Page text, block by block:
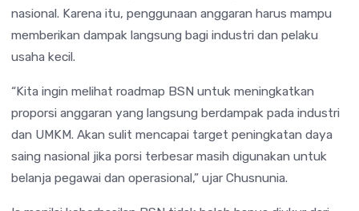
nasional. Karena itu, penggunaan anggaran harus mampu
memberikan dampak langsung bagi industri dan pelaku
usaha kecil.
“Kita ingin melihat roadmap BSN untuk meningkatkan
proporsi anggaran yang langsung berdampak pada industri
dan UMKM. Akan sulit mencapai target peningkatan daya
saing nasional jika porsi terbesar masih digunakan untuk
belanja pegawai dan operasional,” ujar Chusnunia.